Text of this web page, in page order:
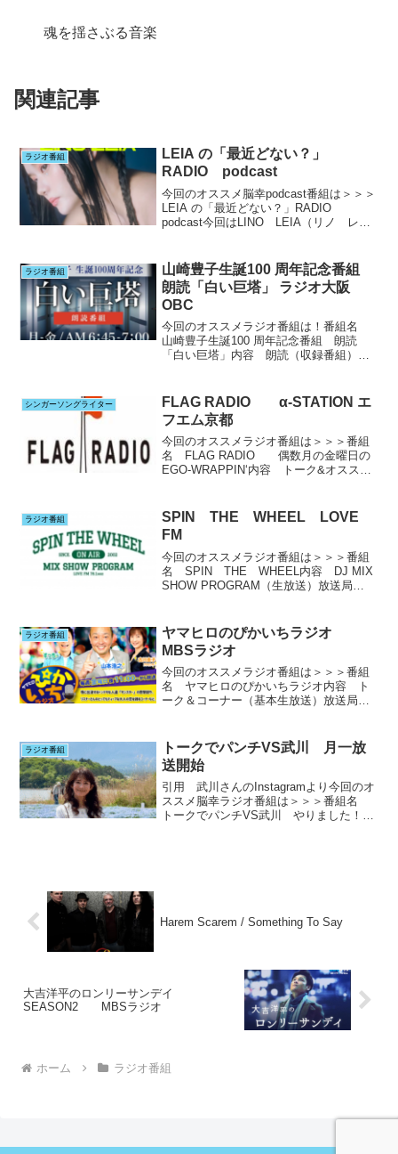
魂を揺さぶる音楽
関連記事
ラジオ番組
LEIA の「最近どない？」
RADIO podcast
今回のオススメ脳幸podcast番組は＞＞＞
LEIA の「最近どない？」RADIO
podcast今回はLINO LEIA（リノ レイ
ソングライターでありラ...
ラジオ番組
山崎豊子生誕100 周年記念番組
朗読「白い巨塔」 ラジオ大阪
OBC
今回のオススメラジオ番組は！番組名
山崎豊子生誕100 周年記念番組 朗読
「白い巨塔」内容 朗読（収録番組）放
阪アナウンサー・ナビゲーター実家はお
寿司屋さんらし...
シンガーソングライター
FLAG RADIO α-STATION エ
フエム京都
今回のオススメラジオ番組は＞＞＞番組
名 FLAG RADIO 偶数月の金曜日の
EGO-WRAPPIN‘内容 トーク&オススメ
21:00~22:00出演者...
ラジオ番組
SPIN THE WHEEL LOVE
FM
今回のオススメラジオ番組は＞＞＞番組
名 SPIN THE WHEEL内容 DJ MIX
SHOW PROGRAM（生放送）放送局
兄弟番組として下記もあるよう...
ラジオ番組
ヤマヒロのぴかいちラジオ
MBSラジオ
今回のオススメラジオ番組は＞＞＞番組
名 ヤマヒロのぴかいちラジオ内容 ト
ーク＆コーナー（基本生放送）放送局
サー）古川圭子さん（MBSアナウンサ
ー）すっちー（吉...
ラジオ番組
トークでパンチVS武川 月一放
送開始
引用 武川さんのInstagramより今回のオ
ススメ脳幸ラジオ番組は＞＞＞番組名
トークでパンチVS武川 やりました！月
Harem Scarem / Something To Say
大吉洋平のロンリーサンデイ
SEASON2 MBSラジオ
ホーム ラジオ番組